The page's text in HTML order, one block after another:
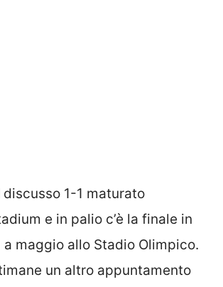
1-1 maturato
e in palio c’è la finale in
maggio allo Stadio Olimpico.
un altro appuntamento